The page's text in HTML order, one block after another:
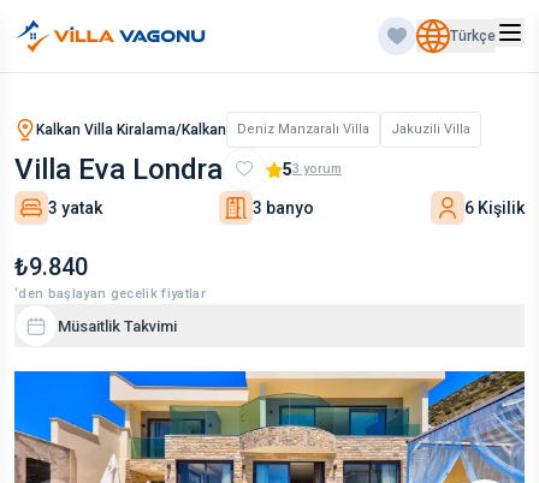
Türkçe
Kalkan Villa Kiralama/Kalkan Deniz Manzaralı Villa Jakuzili Villa
Villa Eva Londra 53 yorum
3 yatak 3 banyo 6 Kişilik
₺9.840
‘den başlayan gecelik fiyatlar
Müsaitlik Takvimi